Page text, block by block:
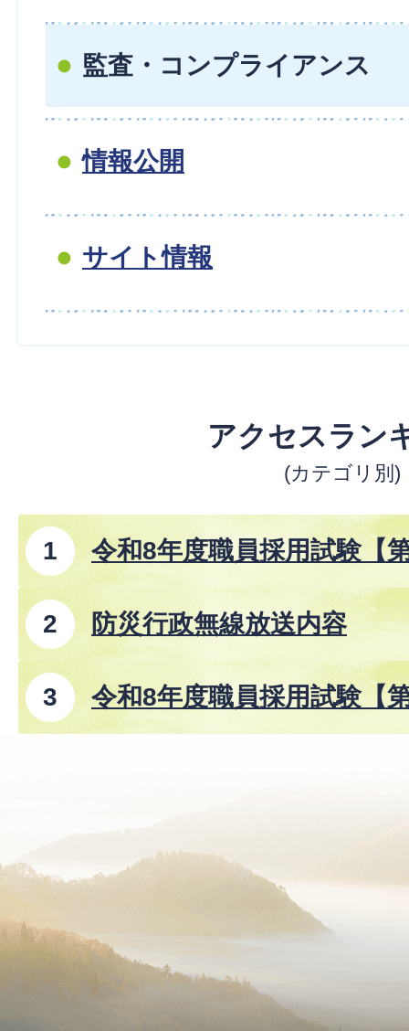
監査・コンプライアンス
情報公開
サイト情報
アクセスラン
(カテゴリ別)
令和8年度職員採用試験【
防災行政無線放送内容
令和8年度職員採用試験【